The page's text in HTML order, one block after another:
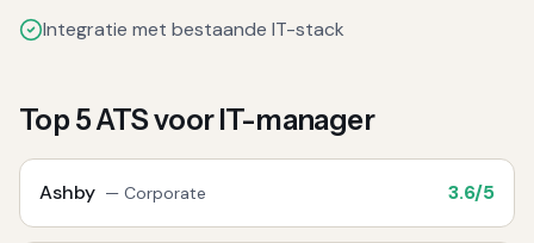
Integratie met bestaande IT-stack
Top5ATS voorIT-manager
Ashby — Corporate 3.6/5